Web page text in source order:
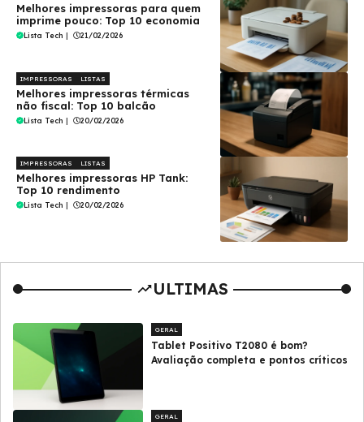
Melhores impressoras para quem
imprime pouco: Top 10 economia
Lista Tech | 21/02/2026
IMPRESSORAS LISTAS
Melhores impressoras térmicas
não fiscal: Top 10 balcão
Lista Tech | 20/02/2026
IMPRESSORAS LISTAS
Melhores impressoras HP Tank:
Top 10 rendimento
Lista Tech | 20/02/2026
ULTIMAS
GERAL
Tablet Positivo T2080 é bom?
Avaliação completa e pontos críticos
GERAL